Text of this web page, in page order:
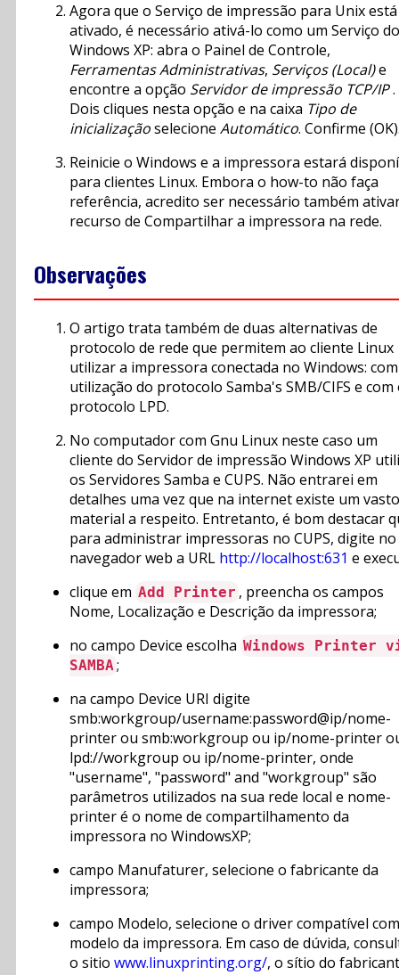
Agora que o Serviço de impressão para Unix está
ativado, é necessário ativá-lo como um Serviço do
Windows XP: abra o Painel de Controle,
Ferramentas Administrativas, Serviços (Local)e
encontre a opção Servidor de impressão TCP/IP.
Dois cliques nesta opção e na caixa Tipo de
inicializaçãoselecione Automático. Confirme
Reinicie o Windows e a impressora estará
para clientes Linux. Embora o how-to não faça
referência, acredito ser necessário também
recurso de Compartilhar a impressora na rede.
Observações
O artigo trata também de duas alternativas de
protocolo de rede que permitem ao cliente Linux
utilizar a impressora conectada no Windows:
utilização do protocolo Samba's SMB/CIFS e com
protocolo LPD.
No computador com Gnu Linux neste caso um
cliente do Servidor de impressão Windows XP
os Servidores Samba e CUPS. Não entrarei em
detalhes uma vez que na internet existe um vasto
material a respeito. Entretanto, é bom destacar
para administrar impressoras no CUPS, digite no
navegador web a URL http://localhost:631 e
clique em Add Printer , preencha os campos
Nome, Localização e Descrição da impressora;
no campo Device escolha Windows Printer
SAMBA;
na campo Device URI digite
smb:workgroup/username:password@ip/nome-
printer ou smb:workgroup ou ip/nome-printer
lpd://workgroup ou ip/nome-printer, onde
"username", "password" and "workgroup" são
parâmetros utilizados na sua rede local e nome-
printer é o nome de compartilhamento da
impressora no WindowsXP;
campo Manufaturer, selecione o fabricante da
impressora;
campo Modelo, selecione o driver compatível
modelo da impressora. Em caso de dúvida,
o sitio www.linuxprinting.org/, o sítio do